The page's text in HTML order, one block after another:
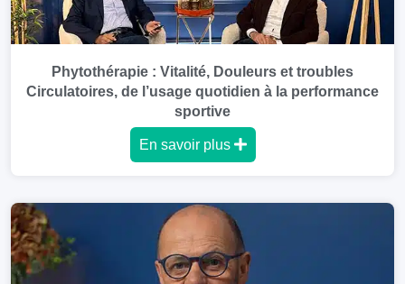
Phytothérapie : Vitalité, Douleurs et troubles
Circulatoires, de l’usage quotidien à la performance
sportive
En savoir plus